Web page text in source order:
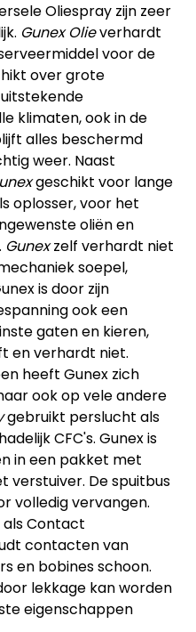
Oliespray zijn zeer
Gunex Olieverhardt
voor de
over grote
klimaten, ook in de
alles beschermd
weer. Naast
geschikt voor lange
oplosser, voor het
oliën en
Gunexzelf verhardt niet
soepel,
is door zijn
ook een
gaten en kieren,
en verhardt niet.
heeft Gunex zich
ook op vele andere
gebruikt perslucht als
CFC's. Gunex is
in een pakket met
verstuiver. De spuitbus
volledig vervangen.
als Contact
contacten van
en bobines schoon.
lekkage kan worden
eigenschappen